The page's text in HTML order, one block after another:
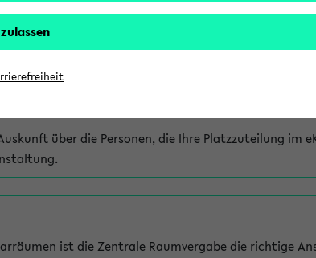
über die Personen, die Ihre Platzzuteilung im
ist die Zentrale Raumvergabe die richtige